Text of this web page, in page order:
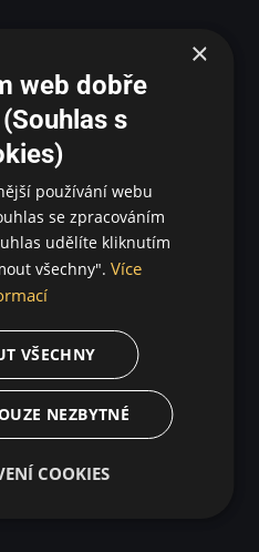
×
web dobře
s
používání webu
se zpracováním
udělíte kliknutím
všechny". Více
VŠECHNY
NEZBYTNÉ
COOKIES